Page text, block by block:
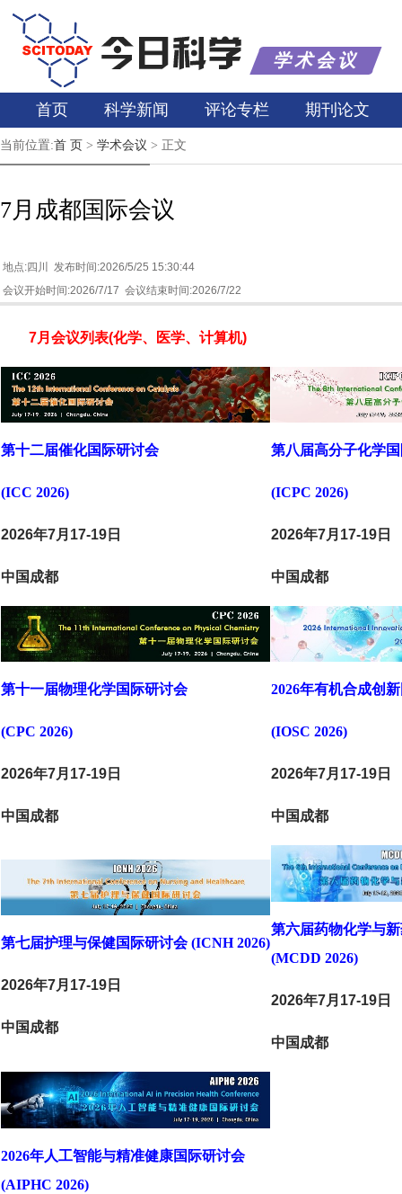
学术会议
首页 科学新闻 评论专栏 期刊论文
当前位置:首 页 > 学术会议 > 正文
7月成都国际会议
地点:四川 发布时间:2026/5/25 15:30:44
会议开始时间:2026/7/17 会议结束时间:2026/7/22
7月会议列表(化学、医学、计算机)
第十二届催化国际研讨会
(ICC 2026)
2026年7月17-19日
中国成都
第八届高分子化学
(ICPC 2026)
2026年7月17-19日
中国成都
第十一届物理化学国际研讨会
(CPC 2026)
2026年7月17-19日
中国成都
2026年有机合成创
(IOSC 2026)
2026年7月17-19日
中国成都
第七届护理与保健国际研讨会 (ICNH 2026)
2026年7月17-19日
中国成都
第六届药物化学与
(MCDD 2026)
2026年7月17-19日
中国成都
2026年人工智能与精准健康国际研讨会
(AIPHC 2026)